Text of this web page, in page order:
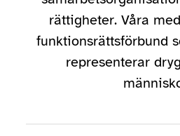
rättigheter. Våra
funktionsrättsförbund
representerar